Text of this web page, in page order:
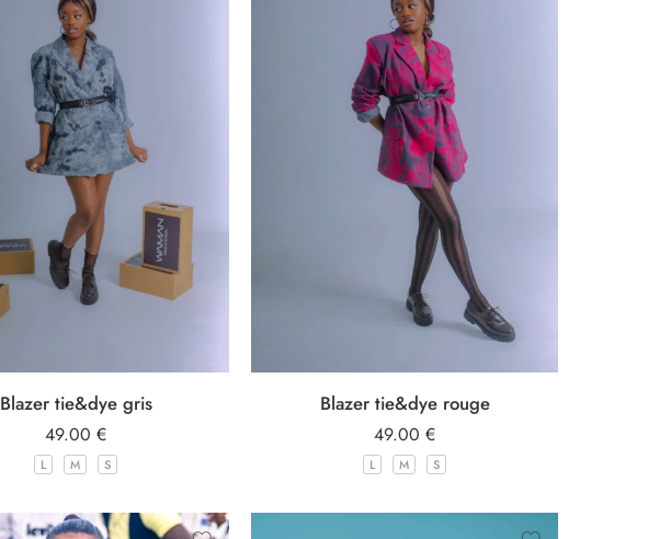
Blazer tie&dye gris
49.00 €
L M S
Blazer tie&dye rouge
49.00 €
L M S